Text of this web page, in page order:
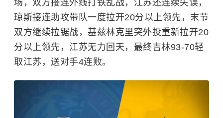
场，双方接连外线打铁乱战，江苏还连续失误，
琼斯接连助攻带队一度拉开20分以上领先，末节
双方继续拉锯战，基兹林克里突外投重新拉开20
分以上领先，江苏无力回天，最终吉林93-70轻
取江苏，送对手4连败。